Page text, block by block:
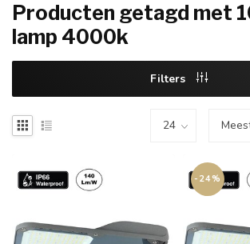
Producten getagd met
lamp 4000k
Filters
-24%